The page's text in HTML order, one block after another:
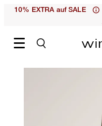
10% EXTRA auf SALE